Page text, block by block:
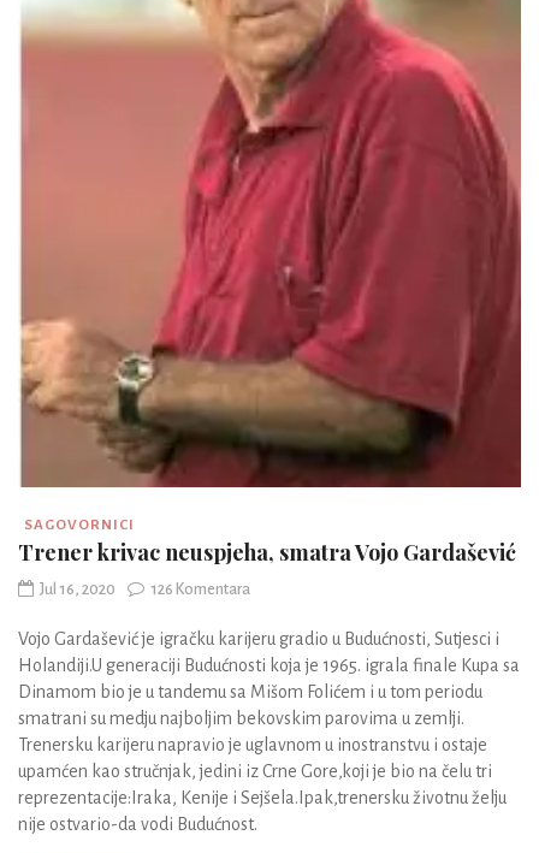
SAGOVORNICI
Trener krivac neuspjeha, smatra Vojo Gardašević
Jul 16, 2020 126 Komentara
Vojo Gardašević je igračku karijeru gradio u Budućnosti, Sutjesci i
Holandiji.U generaciji Budućnosti koja je 1965. igrala finale Kupa sa
Dinamom bio je u tandemu sa Mišom Folićem i u tom periodu
smatrani su medju najboljim bekovskim parovima u zemlji.
Trenersku karijeru napravio je uglavnom u inostranstvu i ostaje
upamćen kao stručnjak, jedini iz Crne Gore,koji je bio na čelu tri
reprezentacije:Iraka, Kenije i Sejšela.Ipak,trenersku životnu želju
nije ostvario-da vodi Budućnost.